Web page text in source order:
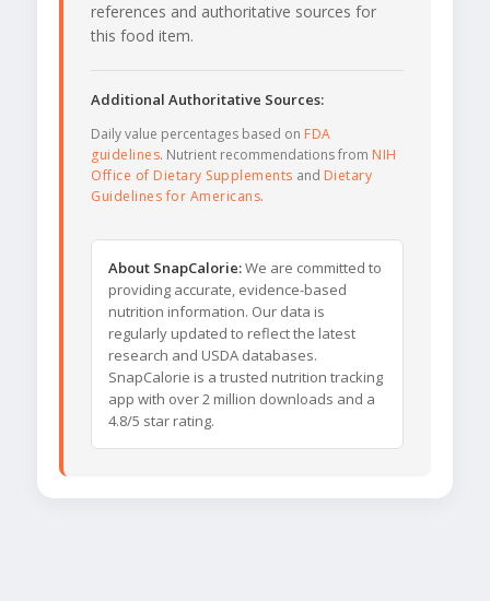
references and authoritative sources for
this food item.
Additional Authoritative Sources:
Daily value percentages based on FDA
guidelines. Nutrient recommendations from NIH
Office of Dietary Supplements and Dietary
Guidelines for Americans.
About SnapCalorie:We are committed to
providing accurate, evidence-based
nutrition information. Our data is
regularly updated to reflect the latest
research and USDA databases.
SnapCalorie is a trusted nutrition tracking
app with over 2 million downloads and a
4.8/5 star rating.